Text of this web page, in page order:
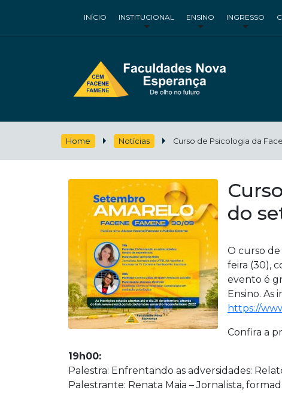
INÍCIO INSTITUCIONAL ENSINO INGRESSO
Home Notícias Curso de Psicologia da
do
O curso de
feira (30),
evento é
Ensino. As
https://
Confira a
19h00:
Palestra: Enfrentando as adversidades:
Palestrante: Renata Maia – Jornalista,